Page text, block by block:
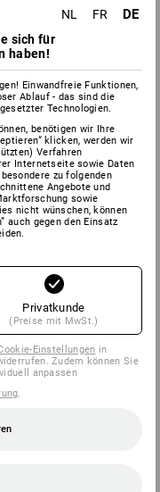
angesehen.
NL FR DE
sich für
haben!
Einwandfreie Funktionen,
Ablauf - das sind die
Technologien.
benötigen wir Ihre
klicken, werden wir
Verfahren
Internetseite sowie Daten
zu folgenden
Angebote und
sowie
nicht wünschen, können
auch gegen den Einsatz
Privatkunde
(Preise mit MwSt.)
Einstellungen in
Zudem können Sie
anpassen
.